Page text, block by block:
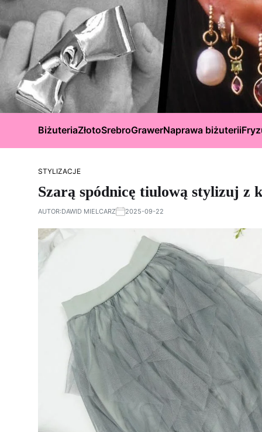
BiżuteriaZłotoSrebroGrawerNaprawa biżuterii
STYLIZACJE
Szarą spódnicę tiulową stylizuj z
AUTOR:DAWID MIELCARZ 2025-09-22